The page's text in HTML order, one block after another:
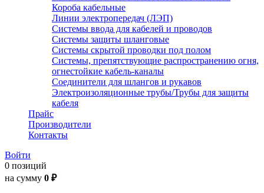
Короба кабельные
Линии электропередач (ЛЭП)
Системы ввода для кабелей и проводов
Системы защиты шланговые
Системы скрытой проводки под полом
Системы, препятствующие распространению огня,
огнестойкие кабель-каналы
Соединители для шлангов и рукавов
Электроизоляционные трубы/Трубы для защиты
кабеля
Прайс
Производители
Контакты
Войти
0 позиций
на сумму 0 ₽